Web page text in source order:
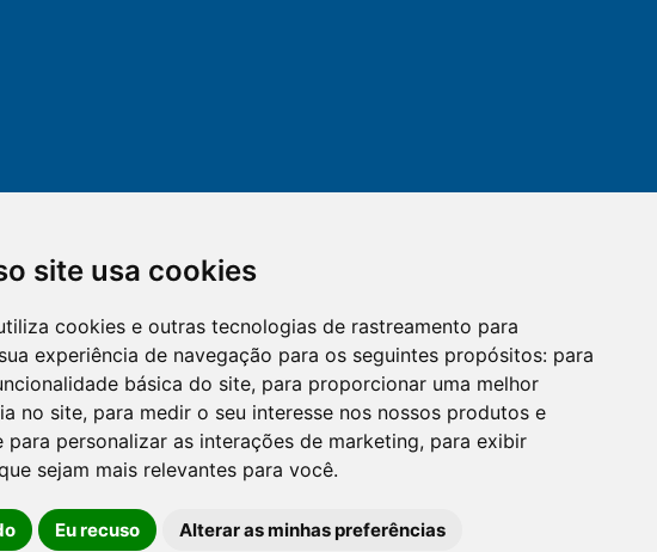
site usa cookies
cookies e outras tecnologias de rastreamento para
experiência de navegação para os seguintes propósitos: para
básica do site, para proporcionar uma melhor
no site, para medir o seu interesse nos nossos produtos e
para personalizar as interações de marketing, para exibir
sejam mais relevantes para você.
Eu recuso Alterar as minhas preferências
mail
OUVIDORIA
cloud_lock
LGPD